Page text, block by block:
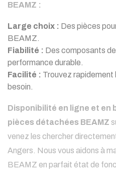
BEAMZ :
Large choix : Des pièces
BEAMZ.
Fiabilité : Des composants
performance durable.
Facilité : Trouvez rapidement
besoin.
Disponibilité en ligne et en
pièces détachées BEAMZ
venez les chercher
Angers. Nous vous aidons à
BEAMZ en parfait état de